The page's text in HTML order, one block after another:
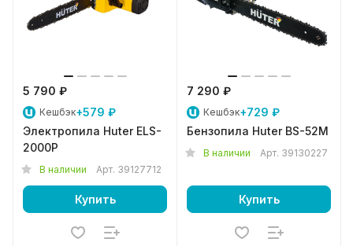
5 790 ₽
Кешбэк+579 ₽
Электропила Huter ELS-
2000P
В наличии Арт. 39127712
Купить
7 290 ₽
Кешбэк+729 ₽
Бензопила Huter BS-52M
В наличии Арт. 39130227
Купить